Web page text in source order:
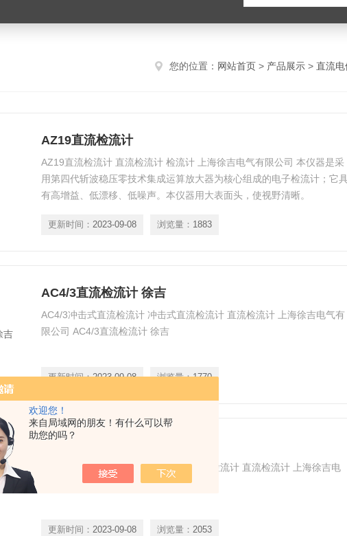
欢迎您！
来自局域网的朋友！有什么可以帮
助您的吗？
您的位置： 网站首页 > 产品展示 > 直流
AZ19直流检流计
AZ19直流检流计 直流检流计 检流计 上海徐吉电气有限公司 本仪器是采
用第四代斩波稳压零技术集成运算放大器为核心组成的电子检流计；它
有高增益、低漂移、低噪声。本仪器用大表面头，使视野清晰。
更新时间： 2023-09-08 浏览量： 1883
AC4/3直流检流计 徐吉
AC4/3冲击式直流检流计 冲击式直流检流计 直流检流计 上海徐吉电气有
限公司 AC4/3直流检流计 徐吉
更新时间：2023-09-08 浏览量：1770
指针式直流检流计 AC5/1～4指针式直流检流计 直流检流计 上海徐吉电
气有限公司 AC4/3直流检流计
更新时间： 2023-09-08 浏览量： 2053